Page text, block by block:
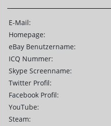
E-Mail:
Homepage:
eBay Benutzername:
ICQ Nummer:
Skype Screenname:
Twitter Profil:
Facebook Profil:
YouTube:
Steam: